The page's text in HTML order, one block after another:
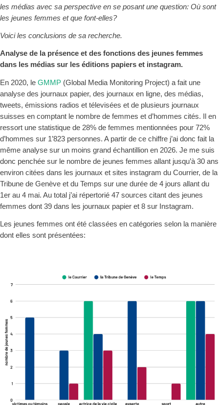
les médias avec sa perspective en se posant une question: Où sont
les jeunes femmes et que font-elles?
Voici les conclusions de sa recherche.
Analyse de la présence et des fonctions des jeunes femmes
dans les médias sur les éditions papiers et instagram.
En 2020, le GMMP (Global Media Monitoring Project) a fait une
analyse des journaux papier, des journaux en ligne, des médias,
tweets, émissions radios et télevisées et de plusieurs journaux
suisses en comptant le nombre de femmes et d’hommes cités. Il en
ressort une statistique de 28% de femmes mentionnées pour 72%
d’hommes sur 1’823 personnes. A partir de ce chiffre j’ai donc fait la
même analyse sur un moins grand échantillion en 2026. Je me suis
donc penchée sur le nombre de jeunes femmes allant jusqu’à 30 ans
environ citées dans les journaux et sites instagram du Courrier, de la
Tribune de Genève et du Temps sur une durée de 4 jours allant du
1er au 4 mai. Au total j’ai répertorié 47 sources citant des jeunes
femmes dont 39 dans les journaux papier et 8 sur Instagram.
Les jeunes femmes ont été classées en catégories selon la manière
dont elles sont présentées: